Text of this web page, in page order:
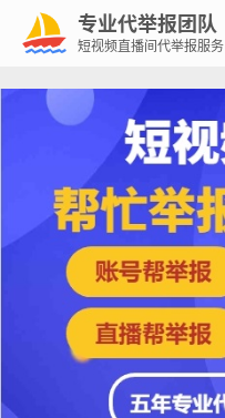
专业代举报团队
短视频直播间代举报服务